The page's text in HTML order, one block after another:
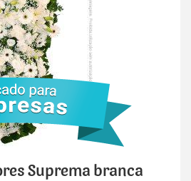
Suprema branca